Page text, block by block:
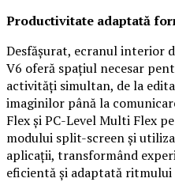
Productivitate adaptată
Desfășurat, ecranul interior
V6 oferă spațiul necesar
activități simultan, de la
imaginilor până la
Flex și PC-Level Multi Flex
modului split-screen și
aplicații, transformând
eficientă și adaptată ritmului